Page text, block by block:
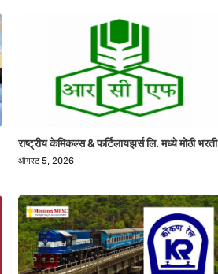
राष्ट्रीय केमिकल्स & फर्टिलायझर्स लि. मध्ये मोठी भरती
ऑगस्ट 5, 2026